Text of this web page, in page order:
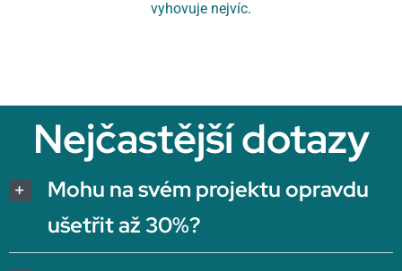
vyhovuje nejvíc.
Nejčastější dotazy
Mohu na svém projektu opravdu
ušetřit až 30%?